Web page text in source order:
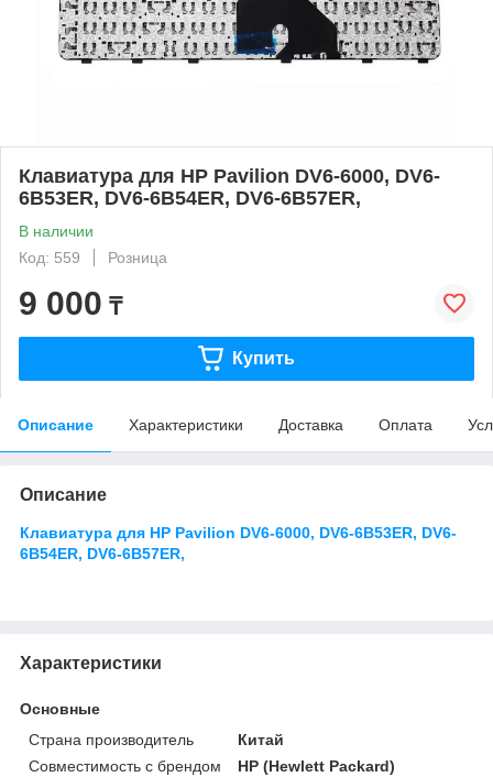
Клавиатура для HP Pavilion DV6-6000, DV6-
6B53ER, DV6-6B54ER, DV6-6B57ER,
В наличии
Код: 559
Розница
9 000 ₸
Купить
Описание Характеристики Доставка Оплата
Описание
Клавиатура для HP Pavilion DV6-6000, DV6-6B53ER, DV6-
6B54ER, DV6-6B57ER,
Характеристики
Основные
Страна производитель
Китай
Совместимость с брендом
HP (Hewlett Packard)